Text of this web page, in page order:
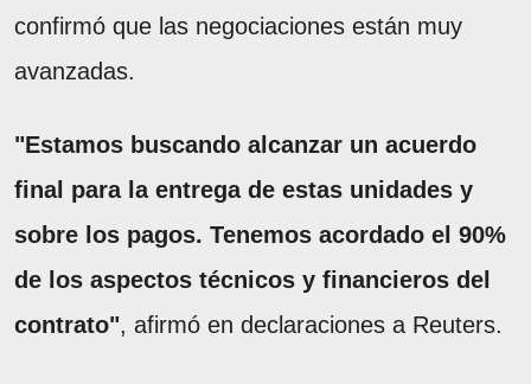
confirmó que las negociaciones están muy
avanzadas.
"Estamos buscando alcanzar un acuerdo
final para la entrega de estas unidades y
sobre los pagos. Tenemos acordado el 90%
de los aspectos técnicos y financieros del
contrato", afirmó en declaraciones a Reuters.